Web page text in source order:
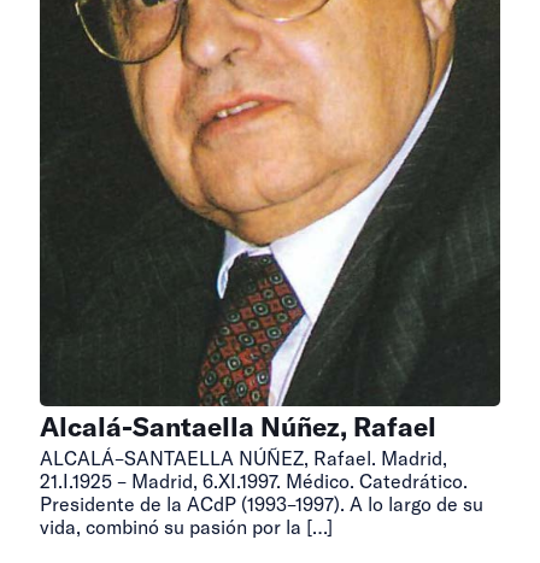
Alcalá-Santaella Núñez, Rafael
ALCALÁ–SANTAELLA NÚÑEZ, Rafael. Madrid,
21.I.1925 – Madrid, 6.XI.1997. Médico. Catedrático.
Presidente de la ACdP (1993–1997). A lo largo de su
vida, combinó su pasión por la […]